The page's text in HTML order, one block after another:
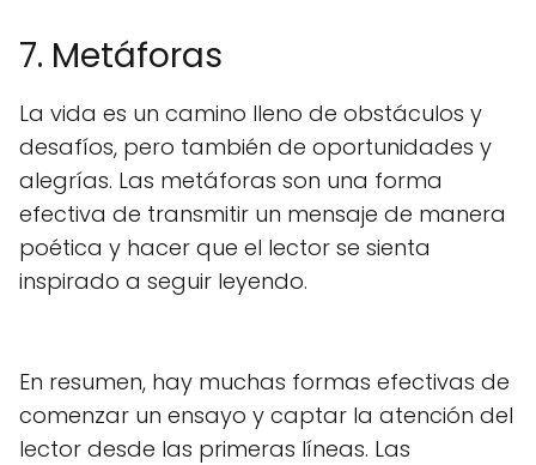
7. Metáforas
La vida es un camino lleno de obstáculos y
desafíos, pero también de oportunidades y
alegrías. Las metáforas son una forma
efectiva de transmitir un mensaje de manera
poética y hacer que el lector se sienta
inspirado a seguir leyendo.
En resumen, hay muchas formas efectivas de
comenzar un ensayo y captar la atención del
lector desde las primeras líneas. Las